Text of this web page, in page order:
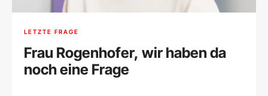
LETZTE FRAGE
Frau Rogenhofer, wir haben da
noch eine Frage